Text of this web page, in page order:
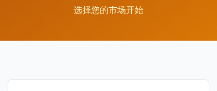
案例
选择您的市场开始